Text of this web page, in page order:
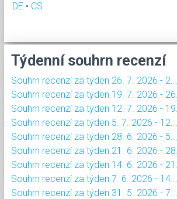
DE • CS
Týdenní souhrn recenzí
Souhrn recenzí za týden 26. 7. 2026 - 2....
Souhrn recenzí za týden 19. 7. 2026 -
Souhrn recenzí za týden 12. 7. 2026 -
Souhrn recenzí za týden 5. 7. 2026 - 12....
Souhrn recenzí za týden 28. 6. 2026 - 5....
Souhrn recenzí za týden 21. 6. 2026 -
Souhrn recenzí za týden 14. 6. 2026 -
Souhrn recenzí za týden 7. 6. 2026 - 14....
Souhrn recenzí za týden 31. 5. 2026 - 7....